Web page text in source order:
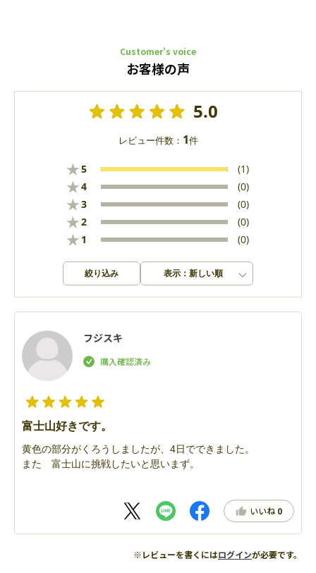
Customer’s voice
お客様の声
5.0
レビュー件数： 1件
★5 (1)
★4 (0)
★3 (0)
★2 (0)
★ 1 (0)
絞り込み 表示：新しい順
フジスキ
富士山好きです。
黄色の部分がくろうしましたが、4日でできました。
また 富士山に挑戦したいと思いまず。
いいね 0
※レビューを書くにはログインが必要です。